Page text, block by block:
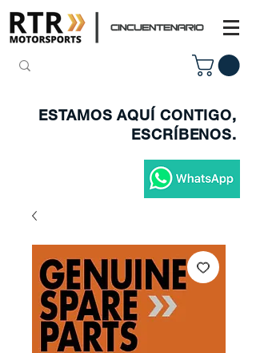
ESTAMOS AQUÍ CONTIGO,
ESCRÍBENOS.